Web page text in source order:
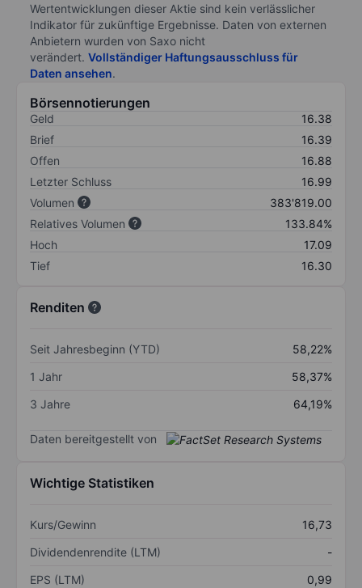
Wertentwicklungen dieser Aktie sind kein verlässlicher
Indikator für zukünftige Ergebnisse. Daten von externen
Anbietern wurden von Saxo nicht
verändert. Vollständiger Haftungsausschluss für
Daten ansehen.
Börsennotierungen
Geld
16.38
Brief
16.39
Offen
16.88
Letzter Schluss
16.99
Volumen
383'819.00
Relatives Volumen
133.84%
Hoch
17.09
Tief
16.30
Renditen
Seit Jahresbeginn (YTD)
58,22%
1 Jahr
58,37%
3 Jahre
64,19%
Daten bereitgestellt von
Wichtige Statistiken
Kurs/Gewinn
16,73
Dividendenrendite (LTM)
-
EPS (LTM)
0,99